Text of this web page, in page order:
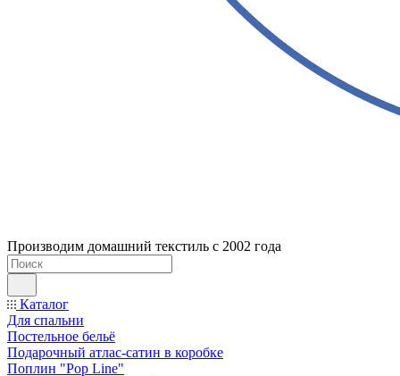
Производим домашний текстиль с 2002 года
Каталог
Для спальни
Постельное бельё
Подарочный атлас-сатин в коробке
Поплин "Pop Line"